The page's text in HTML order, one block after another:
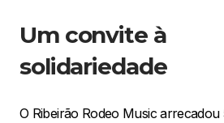
Um convite à
solidariedade
O Ribeirão Rodeo Music arrecadou